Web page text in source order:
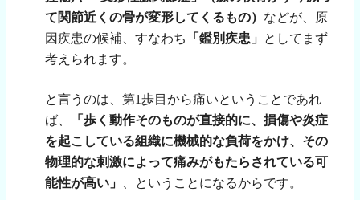
て関節近くの骨が変形してくるもの） などが、原
因疾患の候補、すなわち
「鑑別疾患」 としてまず
考えられます。
と言うのは、第1歩目から痛いということであれ
ば、
「歩く動作そのものが直接的に、損傷や炎症
を起こしている組織に機械的な負荷をかけ、その
物理的な刺激によって痛みがもたらされている可
能性が高い」
、ということになるからです。